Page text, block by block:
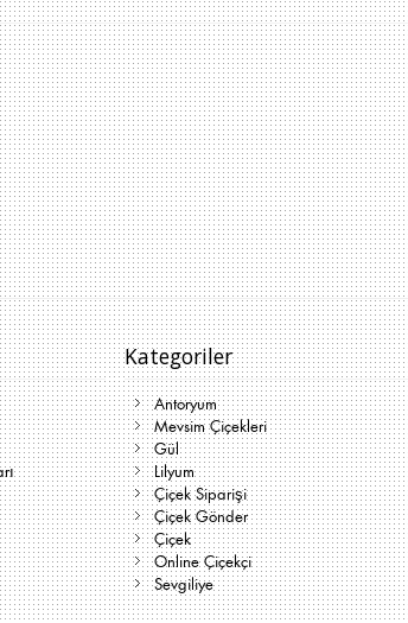
Kategoriler
Antoryum
Mevsim Çiçekleri
Gül
Lilyum
Çiçek Siparişi
Çiçek Gönder
Çiçek
Online Çiçekçi
Sevgiliye